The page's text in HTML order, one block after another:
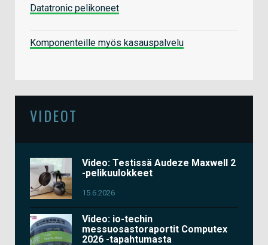
Datatronic pelikoneet
Komponenteille myös kasauspalvelu
VIDEOT
Video: Testissä Audeze Maxwell 2
-pelikuulokkeet
15.6.2026
Video: io-techin
messuosastoraportit Computex
2026 -tapahtumasta